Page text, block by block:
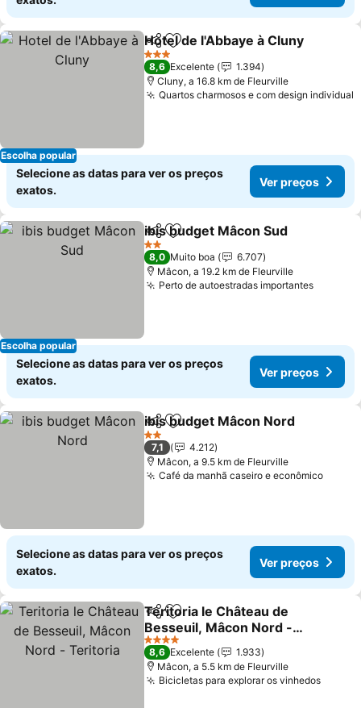
Escolha popular
PartilharAdicionar aos favoritos
Hotel de l'Abbaye à Cluny
3 Estrelas
8,6 Excelente
1.394
Cluny, a 16.8 km de Fleurville
Quartos charmosos e com design individual
Selecione as datas para ver os preços
exatos.
Ver preços
Escolha popular
PartilharAdicionar aos favoritos
ibis budget Mâcon Sud
2 Estrelas
8,0 Muito boa
6.707
Mâcon, a 19.2 km de Fleurville
Perto de autoestradas importantes
Selecione as datas para ver os preços
exatos.
Ver preços
PartilharAdicionar aos favoritos
ibis budget Mâcon Nord
2 Estrelas
7,1
4.212
Mâcon, a 9.5 km de Fleurville
Café da manhã caseiro e econômico
Selecione as datas para ver os preços
exatos.
Ver preços
PartilharAdicionar aos favoritos
Teritoria le Château de
Besseuil, Mâcon Nord -
Teritoria
4 Estrelas
8,6 Excelente
1.933
Mâcon, a 5.5 km de Fleurville
Bicicletas para explorar os vinhedos